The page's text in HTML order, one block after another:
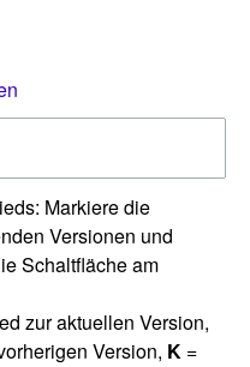
Markiere die
Versionen und
Schaltfläche am
zur aktuellen Version,
Version, K =